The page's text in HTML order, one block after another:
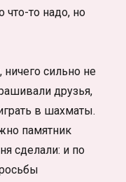
что-то надо, но
ничего сильно не
друзья,
в шахматы.
памятник
сделали: и по